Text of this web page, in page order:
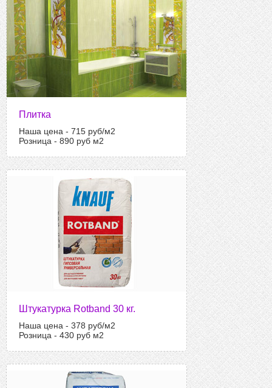
Плитка
Наша цена - 715 руб/м2
Розница - 890 руб м2
Штукатурка Rotband 30 кг.
Наша цена - 378 руб/м2
Розница - 430 руб м2